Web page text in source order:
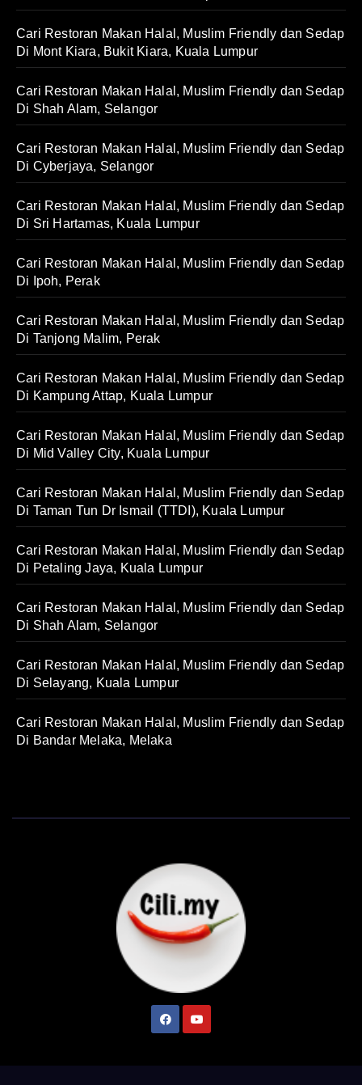
Cari Restoran Makan Halal, Muslim Friendly dan Sedap
Di Mont Kiara, Bukit Kiara, Kuala Lumpur
Cari Restoran Makan Halal, Muslim Friendly dan Sedap
Di Shah Alam, Selangor
Cari Restoran Makan Halal, Muslim Friendly dan Sedap
Di Cyberjaya, Selangor
Cari Restoran Makan Halal, Muslim Friendly dan Sedap
Di Sri Hartamas, Kuala Lumpur
Cari Restoran Makan Halal, Muslim Friendly dan Sedap
Di Ipoh, Perak
Cari Restoran Makan Halal, Muslim Friendly dan Sedap
Di Tanjong Malim, Perak
Cari Restoran Makan Halal, Muslim Friendly dan Sedap
Di Kampung Attap, Kuala Lumpur
Cari Restoran Makan Halal, Muslim Friendly dan Sedap
Di Mid Valley City, Kuala Lumpur
Cari Restoran Makan Halal, Muslim Friendly dan Sedap
Di Taman Tun Dr Ismail (TTDI), Kuala Lumpur
Cari Restoran Makan Halal, Muslim Friendly dan Sedap
Di Petaling Jaya, Kuala Lumpur
Cari Restoran Makan Halal, Muslim Friendly dan Sedap
Di Shah Alam, Selangor
Cari Restoran Makan Halal, Muslim Friendly dan Sedap
Di Selayang, Kuala Lumpur
Cari Restoran Makan Halal, Muslim Friendly dan Sedap
Di Bandar Melaka, Melaka